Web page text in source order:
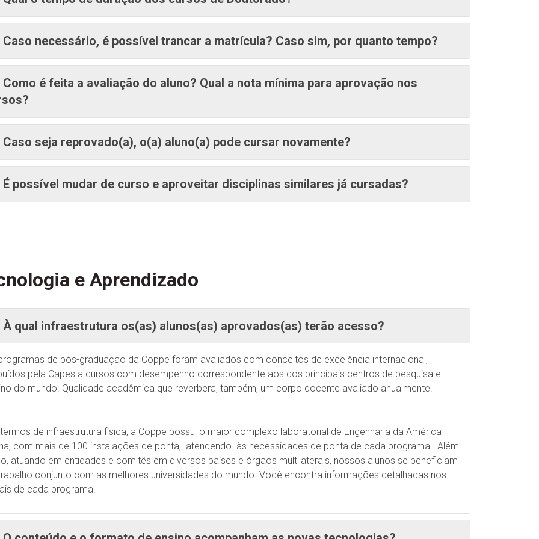
Caso necessário, é possível trancar a matrícula? Caso sim, por quanto tempo?
Como é feita a avaliação do aluno? Qual a nota mínima para aprovação nos
Caso seja reprovado(a), o(a) aluno(a) pode cursar novamente?
É possível mudar de curso e aproveitar disciplinas similares já cursadas?
e Aprendizado
À qual infraestrutura os(as) alunos(as) aprovados(as) terão acesso?
de pós-graduação da Coppe foram avaliados com conceitos de excelência internacional,
pela Capes a cursos com desempenho correspondente aos dos principais centros de pesquisa e
do mundo. Qualidade acadêmica que reverbera, também, um corpo docente avaliado anualmente.
de infraestrutura física, a Coppe possui o maior complexo laboratorial de Engenharia da América
com mais de 100 instalações de ponta, atendendo às necessidades de ponta de cada programa. Além
atuando em entidades e comitês em diversos países e órgãos multilaterais, nossos alunos se beneficiam
conjunto com as melhores universidades do mundo. Você encontra informações detalhadas nos
de cada programa.